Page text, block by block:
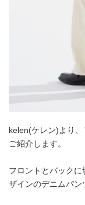
kelen(ケレン)より
ご紹介します。
フロントとバック
ザインのデニムパン